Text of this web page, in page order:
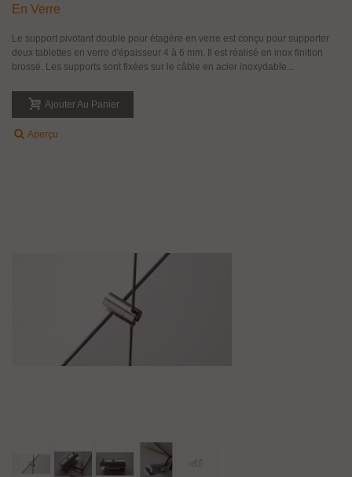
En Verre
Le support pivotant double pour étagère en verre est conçu pour supporter
deux tablettes en verre d'épaisseur 4 à 6 mm. Il est réalisé en inox finition
brossé. Les supports sont fixées sur le câble en acier inoxydable...
Ajouter Au Panier
Aperçu